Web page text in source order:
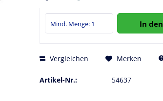
In den
Vergleichen Merken
Artikel-Nr.: 54637